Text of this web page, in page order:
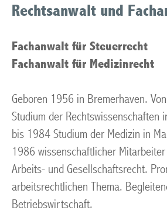
Rechtsanwalt und
Fachanwalt für Steuerrecht
Fachanwalt für Medizinrecht
Geboren 1956 in Bremerhaven.
Studium der Rechtswissenschaften
bis 1984 Studium der Medizin in
1986 wissenschaftlicher
Arbeits- und Gesellschaftsrecht.
arbeitsrechtlichen Thema.
Betriebswirtschaft.